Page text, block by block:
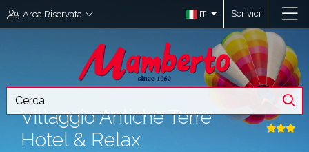
Area Riservata IT Scrivici
Villaggio Antiche Terre
Hotel & Relax